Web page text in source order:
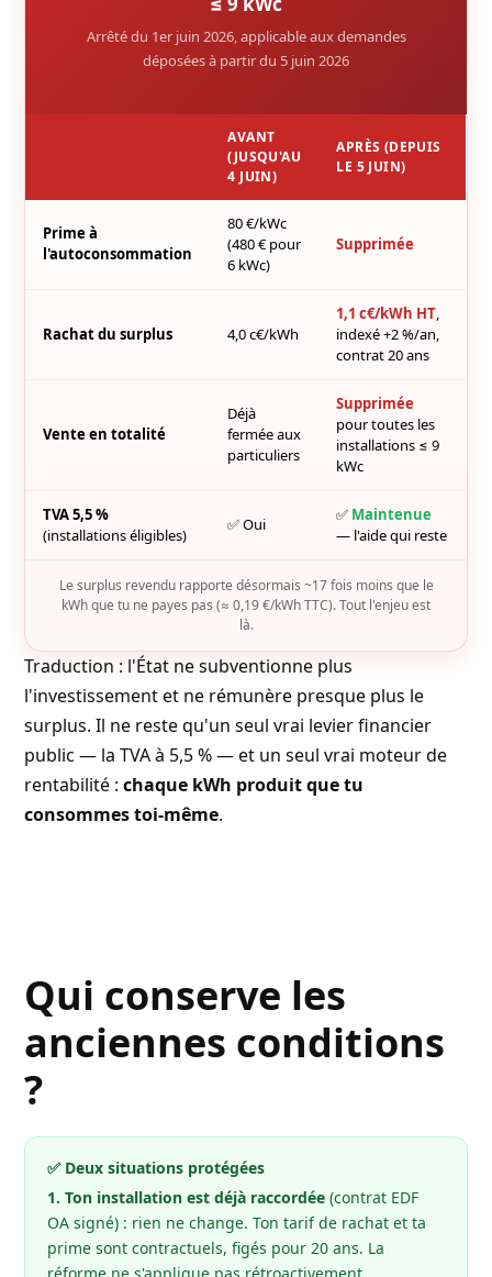
Arrêté du 1er juin 2026, applicable aux demandes
déposées à partir du 5 juin 2026
AVANT
(JUSQU'AU
4 JUIN)
APRÈS (DEPUIS
LE 5 JUIN)
Prime à
l'autoconsommation
80 €/kWc
(480 € pour
6 kWc)
Supprimée
Rachat du surplus 4,0 c€/kWh
1,1 c€/kWh HT,
indexé +2 %/an,
contrat 20 ans
Vente en totalité
Déjà
fermée aux
particuliers
Supprimée
pour toutes les
installations ≤ 9
kWc
TVA 5,5 %
(installations éligibles)
✅ Oui ✅ Maintenue
— l'aide qui reste
Le surplus revendu rapporte désormais ~17 fois moins que le
kWh que tu ne payes pas (≈ 0,19 €/kWh TTC). Tout l'enjeu est
là.
Traduction : l'État ne subventionne plus
l'investissement et ne rémunère presque plus le
surplus. Il ne reste qu'un seul vrai levier financier
public — laTVA à 5,5 %— et un seul vrai moteur de
rentabilité :chaque kWh produit que tu
consommes toi-même.
Qui conserve les
anciennes conditions
?
✅ Deux situations protégées
1. Ton installation est déjà raccordée (contrat EDF
OA signé) : rien ne change. Ton tarif de rachat et ta
prime sont contractuels, figés pour 20 ans. La